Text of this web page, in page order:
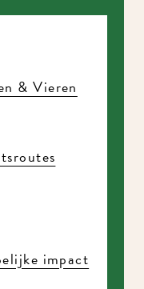
& Vieren
impact